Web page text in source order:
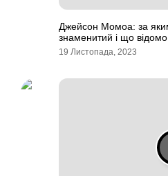
Джейсон Момоа: за
знаменитий і що
19 Листопада, 2023